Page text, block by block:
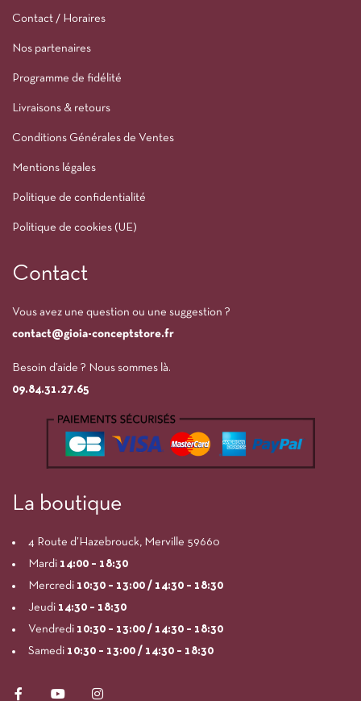
Contact / Horaires
Nos partenaires
Programme de fidélité
Livraisons & retours
Conditions Générales de Ventes
Mentions légales
Politique de confidentialité
Politique de cookies (UE)
Contact
Vous avez une question ou une suggestion ?
contact@gioia-conceptstore.fr
Besoin d’aide ? Nous sommes là.
09.84.31.27.65
La boutique
4 Route d’Hazebrouck, Merville 59660
Mardi 14:00 – 18:30
Mercredi 10:30 – 13:00 / 14:30 – 18:30
Jeudi 14:30 – 18:30
Vendredi 10:30 – 13:00 / 14:30 – 18:30
Samedi 10:30 – 13:00 / 14:30 – 18:30